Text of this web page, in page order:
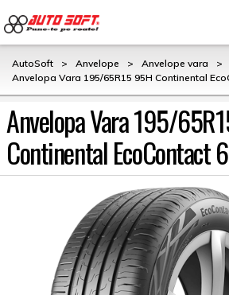
AutoSoft > Anvelope > Anvelope vara >
Anvelopa Vara 195/65R15 95H Continental
Anvelopa Vara 195/
Continental EcoContact